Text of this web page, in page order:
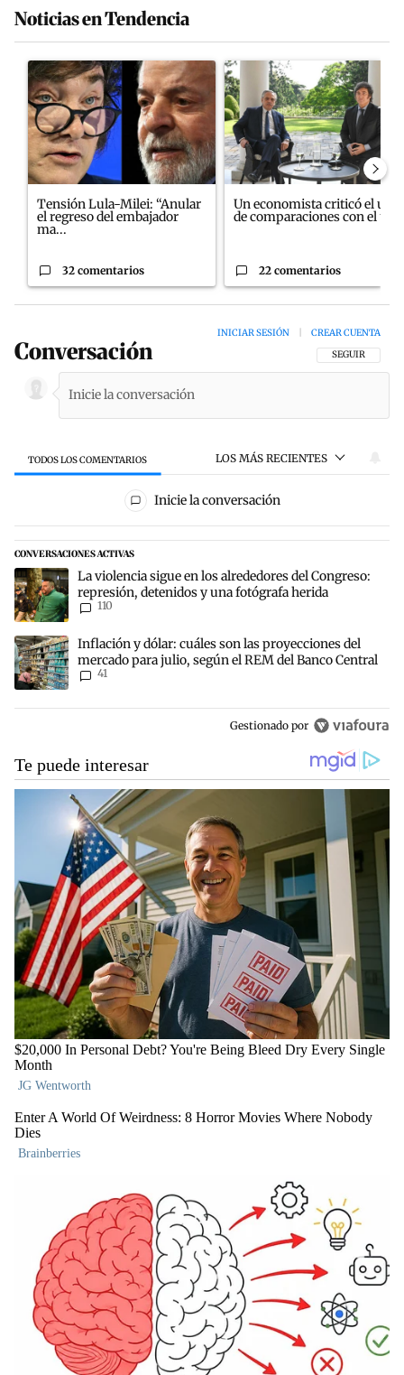
Noticias en Tendencia
Este listado muestra los artículos con más comentarios en los
Un artículo de tendencia con el título "Tensión Lula-Milei:
Tensión Lula-Milei: “Anular
el regreso del embajador
ma...
32 comentarios
Un artículo de tendencia con
Un economista criticó el uso
de comparaciones con el úl...
22 comentarios
Conversación SIGA ESTA
SEGUIR
INICIAR SESIÓN CREAR CUENTA
TODOS LOS COMENTARIOS LOS MÁS RECIENTES
Todos los comentarios
Inicie la conversación
CONVERSACIONES ACTIVAS
Este listado muestra los artículos con más comentarios en los
Un artículo de tendencia con el título "La violencia sigue en los
La violencia sigue en los alrededores del Congreso:
represión, detenidos y una fotógrafa herida
110
Un artículo de tendencia con el título "Inflación y dólar: cuáles
Inflación y dólar: cuáles son las proyecciones del
mercado para julio, según el REM del Banco Central
41
Gestionado por